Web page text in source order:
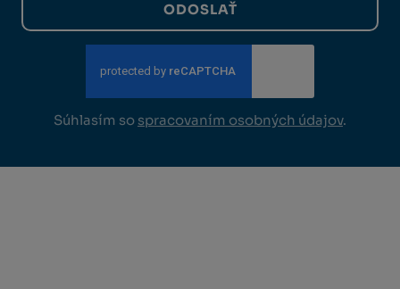
ODOSLAŤ
Súhlasím so spracovaním osobných údajov.